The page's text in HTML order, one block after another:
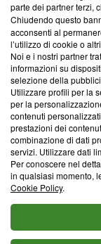
Su di noi
Team editoriale
Corporate
Redazione
Informativa
Cookie Policy
Blasting SA, IDI
Lugano
© 2026 Blasting
parte dei partner terzi,
Chiudendo questo
acconsenti al
l’utilizzo di cookie o
Noi e i nostri partner
informazioni su
selezione della
Utilizzare profili per la
per la
contenuti
prestazioni dei
combinazione di dati
servizi. Utilizzare dati
Per conoscere nel
in qualsiasi momento,
Cookie Policy.